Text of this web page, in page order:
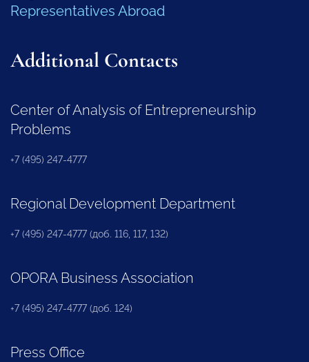
Representatives Abroad
Additional Contacts
Center of Analysis of Entrepreneurship
Problems
+7 (495) 247-4777
Regional Development Department
+7 (495) 247-4777 (доб. 116, 117, 132)
OPORA Business Association
+7 (495) 247-4777 (доб. 124)
Press Office